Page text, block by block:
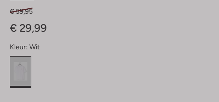
€ 59,95
€ 29,99
Kleur: Wit